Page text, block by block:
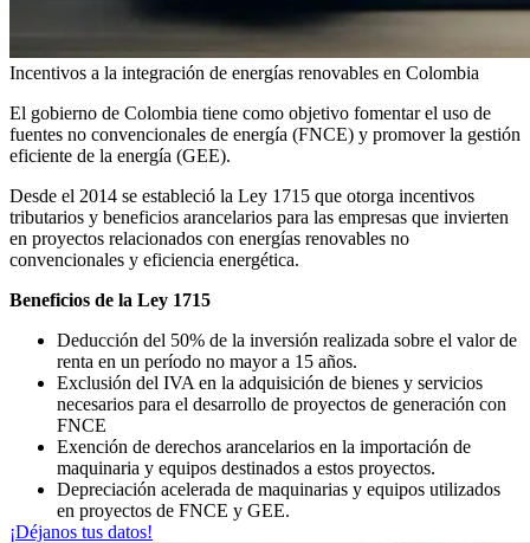
Incentivos a la integración de energías renovables en Colombia
El gobierno de Colombia tiene como objetivo fomentar el uso de
fuentes no convencionales de energía (FNCE) y promover la gestión
eficiente de la energía (GEE).
Desde el 2014 se estableció la Ley 1715 que otorga incentivos
tributarios y beneficios arancelarios para las empresas que invierten
en proyectos relacionados con energías renovables no
convencionales y eficiencia energética.
Beneficios de la Ley 1715
Deducción del 50% de la inversión realizada sobre el valor de
renta en un período no mayor a 15 años.
Exclusión del IVA en la adquisición de bienes y servicios
necesarios para el desarrollo de proyectos de generación con
FNCE
Exención de derechos arancelarios en la importación de
maquinaria y equipos destinados a estos proyectos.
Depreciación acelerada de maquinarias y equipos utilizados
en proyectos de FNCE y GEE.
¡Déjanos tus datos!